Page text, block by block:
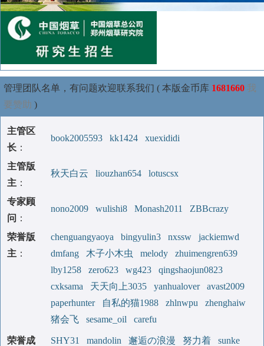
管理团队名单，有问题欢迎联系我们 ( 本版金币库 1681660 我
要赞助 )
主管区
长 ：
book2005593 kk1424 xuexididi
主管版
主 ：
秋天白云 liouzhan654 lotuscsx
专家顾
问 ：
nono2009 wulishi8 Monash2011 ZBBcrazy
荣誉版
主 ：
chenguangyaoya bingyulin3 nxssw
jackiemwd
dmfang
木子小木虫 melody
zhuimengren639
lby1258
zero623 wg423
qingshaojun0823
cxksama
天天向上3035 yanhualover
avast2009
paperhunter
自私的猫1988 zhlnwpu
zhenghaiw
猪会飞
sesame_oil carefu
荣誉成
SHY31 mandolin 邂逅の浪漫 努力着
sunke